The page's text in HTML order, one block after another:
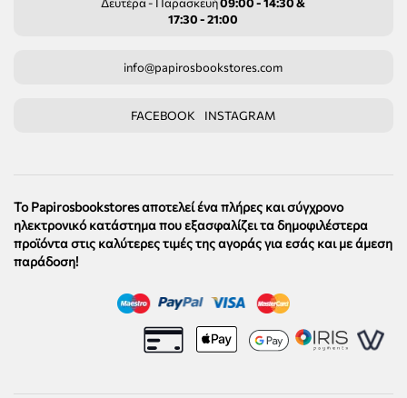
17:30 - 21:00
info@papirosbookstores.com
FACEBOOK INSTAGRAM
Το Papirosbookstores αποτελεί ένα πλήρες και σύγχρονο
ηλεκτρονικό κατάστημα που εξασφαλίζει τα δημοφιλέστερα
προϊόντα στις καλύτερες τιμές της αγοράς για εσάς και με άμεση
παράδοση!